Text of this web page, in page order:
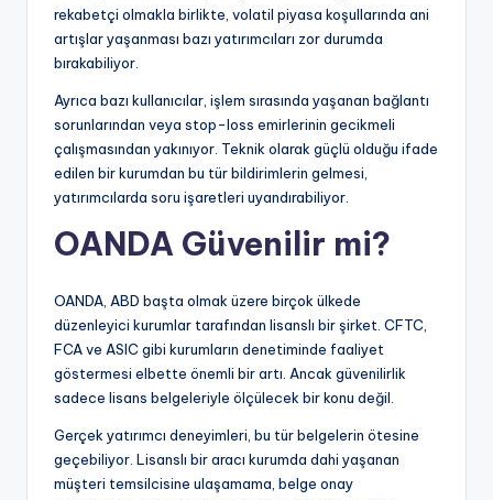
rekabetçi olmakla birlikte, volatil piyasa koşullarında ani
artışlar yaşanması bazı yatırımcıları zor durumda
bırakabiliyor.
Ayrıca bazı kullanıcılar, işlem sırasında yaşanan bağlantı
sorunlarından veya stop-loss emirlerinin gecikmeli
çalışmasından yakınıyor. Teknik olarak güçlü olduğu ifade
edilen bir kurumdan bu tür bildirimlerin gelmesi,
yatırımcılarda soru işaretleri uyandırabiliyor.
OANDA Güvenilir mi?
OANDA, ABD başta olmak üzere birçok ülkede
düzenleyici kurumlar tarafından lisanslı bir şirket. CFTC,
FCA ve ASIC gibi kurumların denetiminde faaliyet
göstermesi elbette önemli bir artı. Ancak güvenilirlik
sadece lisans belgeleriyle ölçülecek bir konu değil.
Gerçek yatırımcı deneyimleri, bu tür belgelerin ötesine
geçebiliyor. Lisanslı bir aracı kurumda dahi yaşanan
müşteri temsilcisine ulaşamama, belge onay